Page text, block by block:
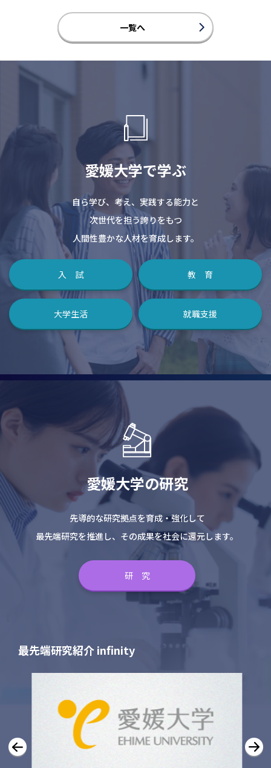
愛媛大学で学ぶ
自ら学び、考え、実践する能力と
次世代を担う誇りをもつ
人間性豊かな人材を育成します。
入 試 教 育
大学生活 就職支援
一覧へ
愛媛大学の研究
先導的な研究拠点を育成・強化して
最先端研究を推進し、その成果を社会に還元します。
研 究
最先端研究紹介 infinity